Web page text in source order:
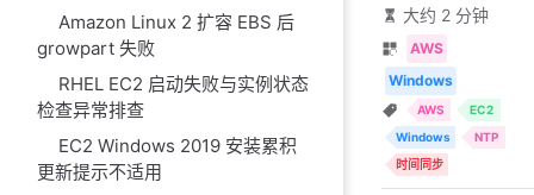
Amazon Linux 2 扩容 EBS 后
growpart 失败
RHEL EC2 启动失败与实例状态
检查异常排查
EC2 Windows 2019 安装累积
更新提示不适用
大约 2 分钟
AWS
Windows
AWS
EC2
Windows
NTP
时间同步